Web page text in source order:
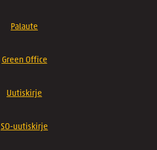
Palaute
Green Office
Uutiskirje
SO-uutiskirje